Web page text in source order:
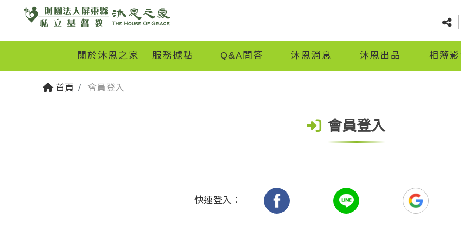
關於沐恩之家 服務據點 Q&A問答 沐恩消息 沐恩出品 相簿
首頁 會員登入
會員登入
快速登入：